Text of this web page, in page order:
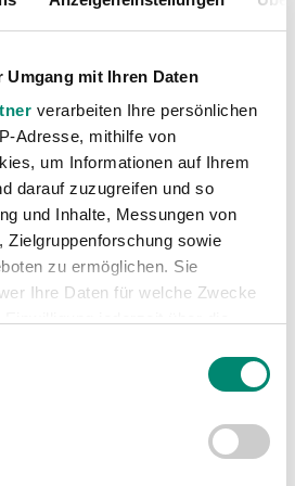
mit Ihren Daten
verarbeiten Ihre persönlichen
Adresse, mithilfe von
um Informationen auf Ihrem
darauf zuzugreifen und so
und Inhalte, Messungen von
Zielgruppenforschung sowie
zu ermöglichen. Sie
Ihre Daten für welche Zwecke
oder widerrufen
wie Ihre persönlichen Daten
legen Sie Ihre Präferenzen im
(1316)
(2867)